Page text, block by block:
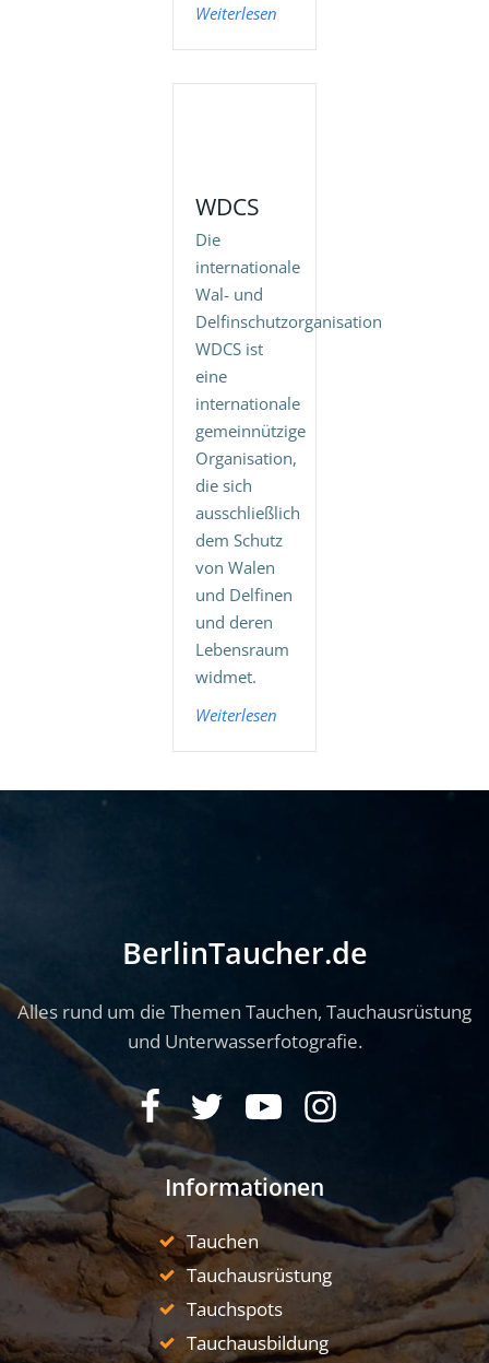
Weiterlesen
WDCS
Die
internationale
Wal- und
Delfinschutzorganisation
WDCS ist
eine
internationale
gemeinnützige
Organisation,
die sich
ausschließlich
dem Schutz
von Walen
und Delfinen
und deren
Lebensraum
widmet.
Weiterlesen
BerlinTaucher.de
Alles rund um die Themen Tauchen, Tauchausrüstung
und Unterwasserfotografie.
Informationen
Tauchen
Tauchausrüstung
Tauchspots
Tauchausbildung